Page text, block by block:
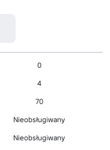
0
4
70
Nieobsługiwany
Nieobsługiwany